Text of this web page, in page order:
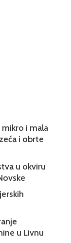
i mala
i obrte
u okviru
u Livnu